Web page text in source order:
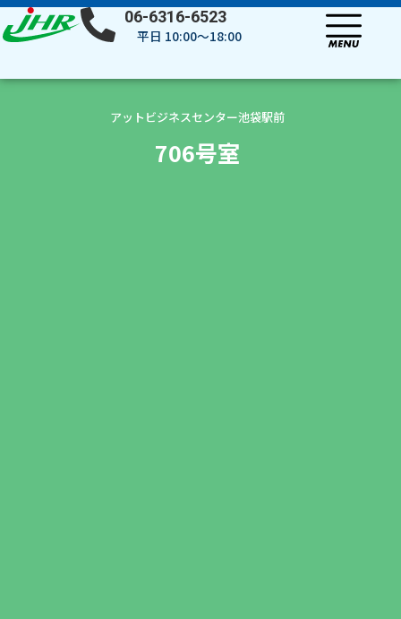
内
容
キ
06-6316-6523
平日 10:00～18:00
アットビジネスセンター池袋駅前
706号室